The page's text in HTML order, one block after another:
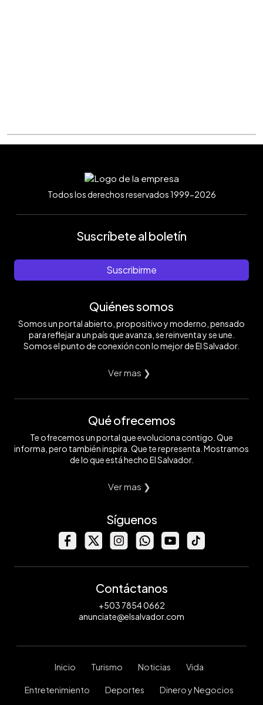
Todos los derechos reservados 1999-2026
Suscríbete al boletín
Suscribirme
Quiénes somos
Somos un portal abierto, propositivo y moderno, pensado
para reflejar a un país que avanza, se reinventa y se une.
Somos el punto de conexión con lo mejor de El Salvador.
Ver mas ❯
Qué ofrecemos
Te ofrecemos un portal que evoluciona contigo. Que
informa, pero también inspira. Que te representa. Mostramos
de lo que está hecho El Salvador.
Ver mas ❯
Síguenos
Contáctanos
+503 7854 0662
anunciate@elsalvador.com
Inicio Turismo Noticias Vida
Entretenimiento Deportes Dinero y Negocios